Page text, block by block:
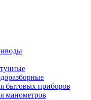
бытовых приборов
манометров